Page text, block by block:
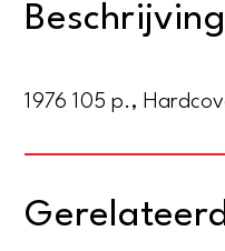
Beschrijving
1976 105 p.,